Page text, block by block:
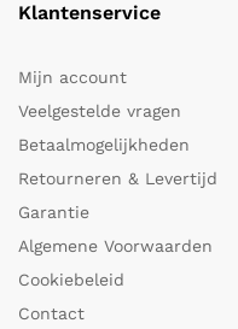
Klantenservice
Mijn account
Veelgestelde vragen
Betaalmogelijkheden
Retourneren & Levertijd
Garantie
Algemene Voorwaarden
Cookiebeleid
Contact